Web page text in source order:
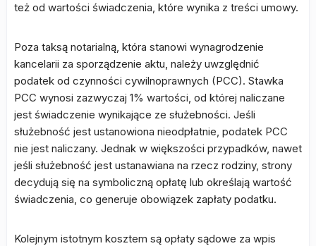
też od wartości świadczenia, które wynika z treści umowy.
Poza taksą notarialną, która stanowi wynagrodzenie
kancelarii za sporządzenie aktu, należy uwzględnić
podatek od czynności cywilnoprawnych (PCC). Stawka
PCC wynosi zazwyczaj 1% wartości, od której naliczane
jest świadczenie wynikające ze służebności. Jeśli
służebność jest ustanowiona nieodpłatnie, podatek PCC
nie jest naliczany. Jednak w większości przypadków, nawet
jeśli służebność jest ustanawiana na rzecz rodziny, strony
decydują się na symboliczną opłatę lub określają wartość
świadczenia, co generuje obowiązek zapłaty podatku.
Kolejnym istotnym kosztem są opłaty sądowe za wpis